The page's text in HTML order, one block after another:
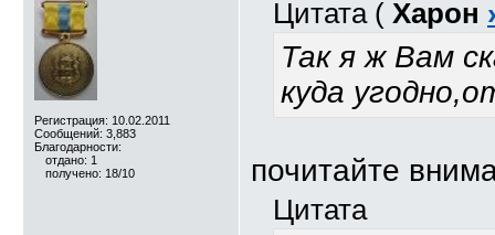
Регистрация: 10.02.2011
Сообщений: 3,883
Благодарности:
отдано: 1
получено: 18/10
Цитата ( Харон
Так я ж Вам
куда
почитайте
Цитата